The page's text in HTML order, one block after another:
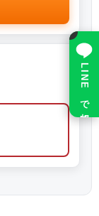
LINE で相談
×